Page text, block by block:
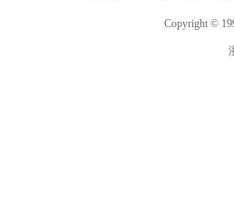
Copyright ©